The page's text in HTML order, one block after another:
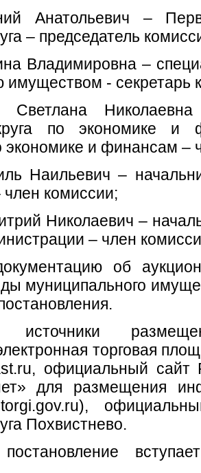
Анатольевич –
– председатель
Владимировна –
имуществом - секретарь
Светлана
по экономике и
экономике и финансам –
Наильевич –
комиссии;
Николаевич –
– член
об
муниципального
источники
торговая
официальный сайт
для размещения
Похвистнево.
постановление